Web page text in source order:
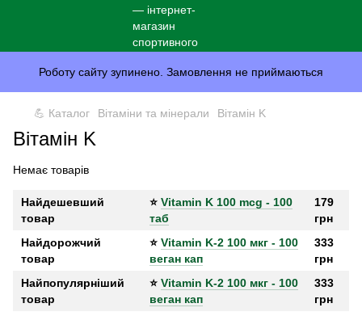
Роботу сайту зупинено. Замовлення не приймаються
💪 Каталог Вітаміни та мінерали Вітамін K
Вітамін K
Немає товарів
Найдешевший
товар
⭐ Vitamin K 100 mcg - 100
таб
179
грн
Найдорожчий
товар
⭐ Vitamin K-2 100 мкг - 100
веган кап
333
грн
Найпопулярніший
товар
⭐ Vitamin K-2 100 мкг - 100
веган кап
333
грн